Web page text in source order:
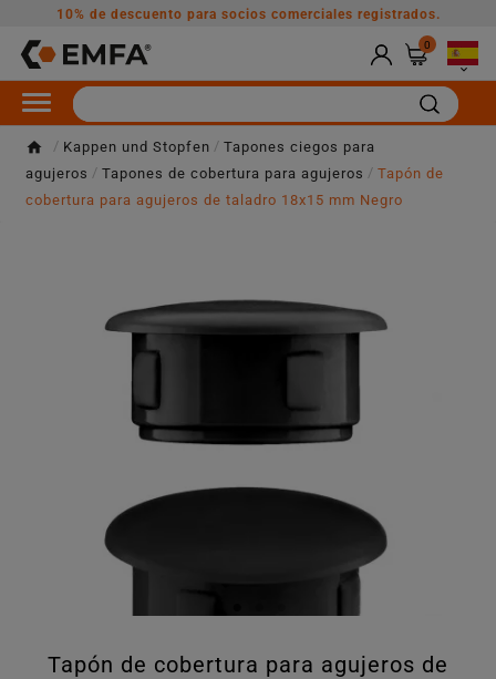
10% de descuento para socios comerciales registrados.
0

Kappen und Stopfen
Tapones ciegos para
agujeros
Tapones de cobertura para agujeros
Tapón de
cobertura para agujeros de taladro 18x15 mm Negro
Tapón de cobertura para agujeros de